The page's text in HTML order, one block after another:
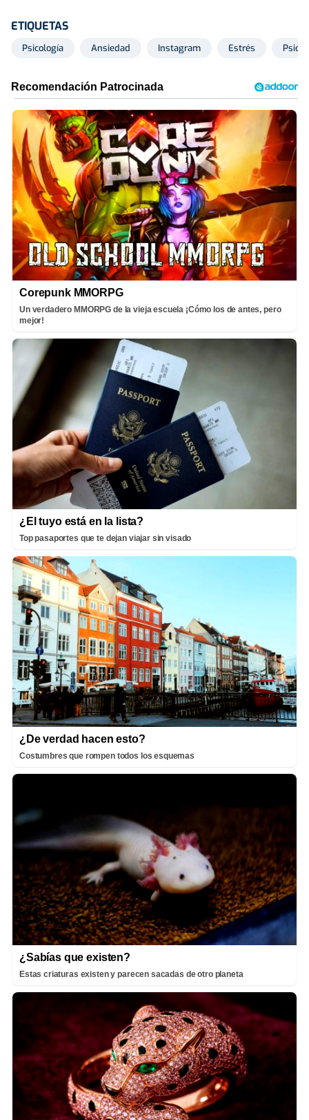
ETIQUETAS
Psicología Ansiedad Instagram Estrés
Corepunk MMORPG
Un verdadero MMORPG de la vieja escuela ¡Cómo los de antes, pero
mejor!
¿El tuyo está en la lista?
Top pasaportes que te dejan viajar sin visado
¿De verdad hacen esto?
Costumbres que rompen todos los esquemas
¿Sabías que existen?
Estas criaturas existen y parecen sacadas de otro planeta